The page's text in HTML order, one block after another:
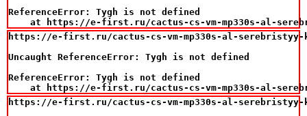
ReferenceError: Tygh is not defined
at https://e-first.ru/cactus-cs-vm-mp330s-al-
https://e-first.ru/cactus-cs-vm-mp330s-al-serebristyy-
Uncaught ReferenceError: Tygh is not defined
ReferenceError: Tygh is not defined
at https://e-first.ru/cactus-cs-vm-mp330s-al-
https://e-first.ru/cactus-cs-vm-mp330s-al-serebristyy-